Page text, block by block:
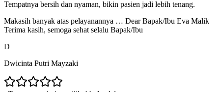
Tempatnya bersih dan nyaman, bikin pasien jadi lebih tenang.
Makasih banyak atas pelayanannya … Dear Bapak/Ibu Eva Malik
Terima kasih, semoga sehat selalu Bapak/Ibu
D
Dwicinta Putri Mayzaki